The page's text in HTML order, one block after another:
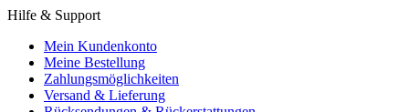
Hilfe & Support
Mein Kundenkonto
Meine Bestellung
Zahlungsmöglichkeiten
Versand & Lieferung